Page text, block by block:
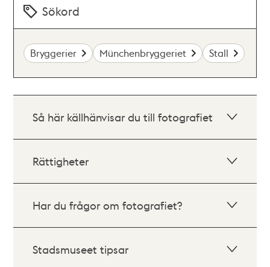
Sökord
Bryggerier Münchenbryggeriet Stall
Så här källhänvisar du till fotografiet
Rättigheter
Har du frågor om fotografiet?
Stadsmuseet tipsar